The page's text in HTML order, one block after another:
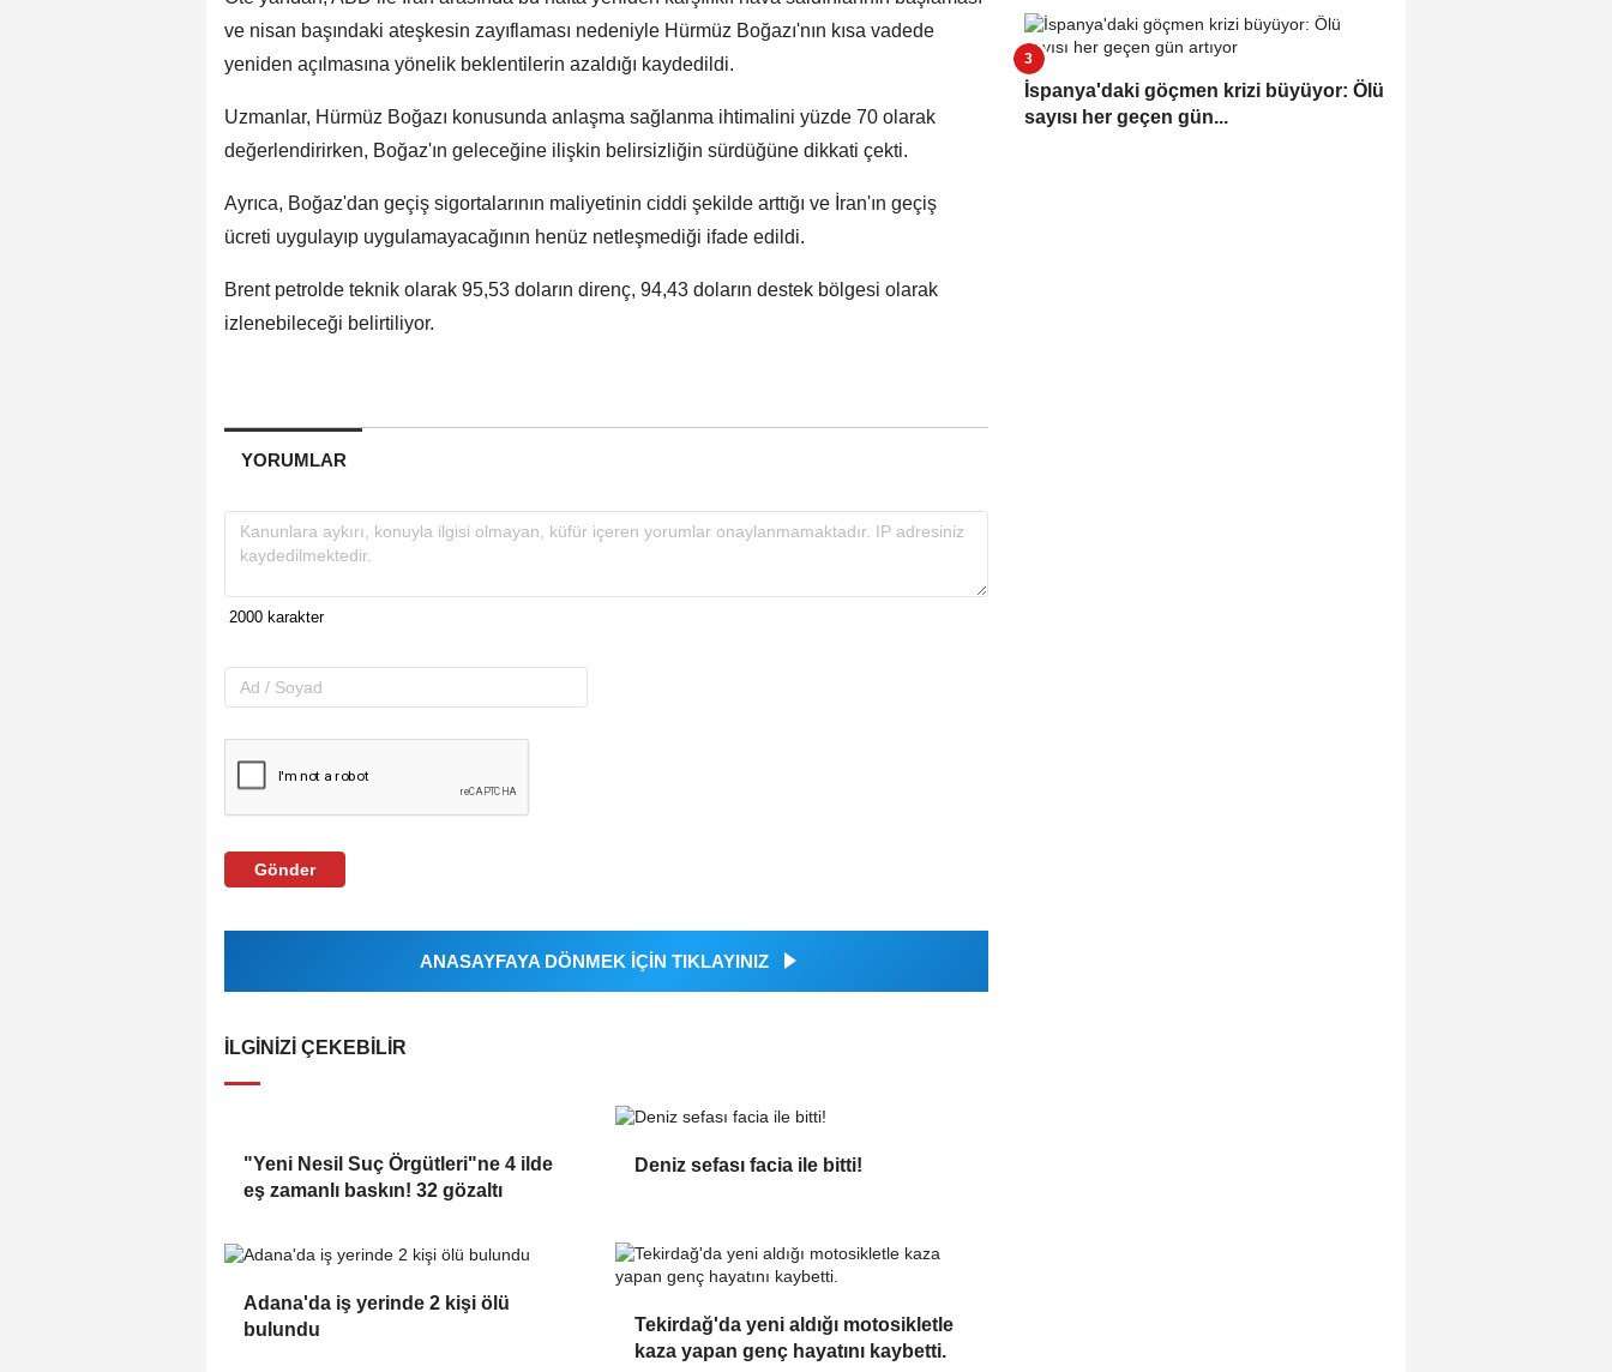
ve nisan başındaki ateşkesin zayıflaması nedeniyle Hürmüz Boğazı'nın kısa vadede
yeniden açılmasına yönelik beklentilerin azaldığı kaydedildi.
Uzmanlar, Hürmüz Boğazı konusunda anlaşma sağlanma ihtimalini yüzde 70 olarak
değerlendirirken, Boğaz'ın geleceğine ilişkin belirsizliğin sürdüğüne dikkati çekti.
Ayrıca, Boğaz'dan geçiş sigortalarının maliyetinin ciddi şekilde arttığı ve İran'ın geçiş
ücreti uygulayıp uygulamayacağının henüz netleşmediği ifade edildi.
Brent petrolde teknik olarak 95,53 doların direnç, 94,43 doların destek bölgesi olarak
izlenebileceği belirtiliyor.
YORUMLAR
Gönder
ANASAYFAYA DÖNMEK İÇİN TIKLAYINIZ
İLGINIZI ÇEKEBILIR
"Yeni Nesil Suç Örgütleri"ne 4 ilde
eş zamanlı baskın! 32 gözaltı
Deniz sefası facia ile bitti!
Adana'da iş yerinde 2 kişi ölü
bulundu
Tekirdağ'da yeni aldığı motosikletle
kaza yapan genç hayatını kaybetti.
İspanya'daki göçmen krizi büyüyor: Ölü
sayısı her geçen gün...